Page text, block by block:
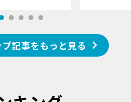
記事をもっと見る